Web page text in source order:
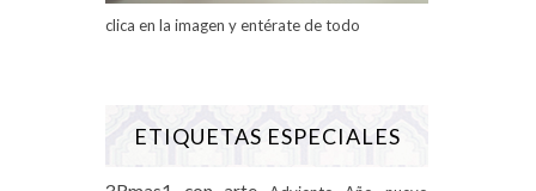
clica en la imagen y entérate de todo
ETIQUETAS ESPECIALES